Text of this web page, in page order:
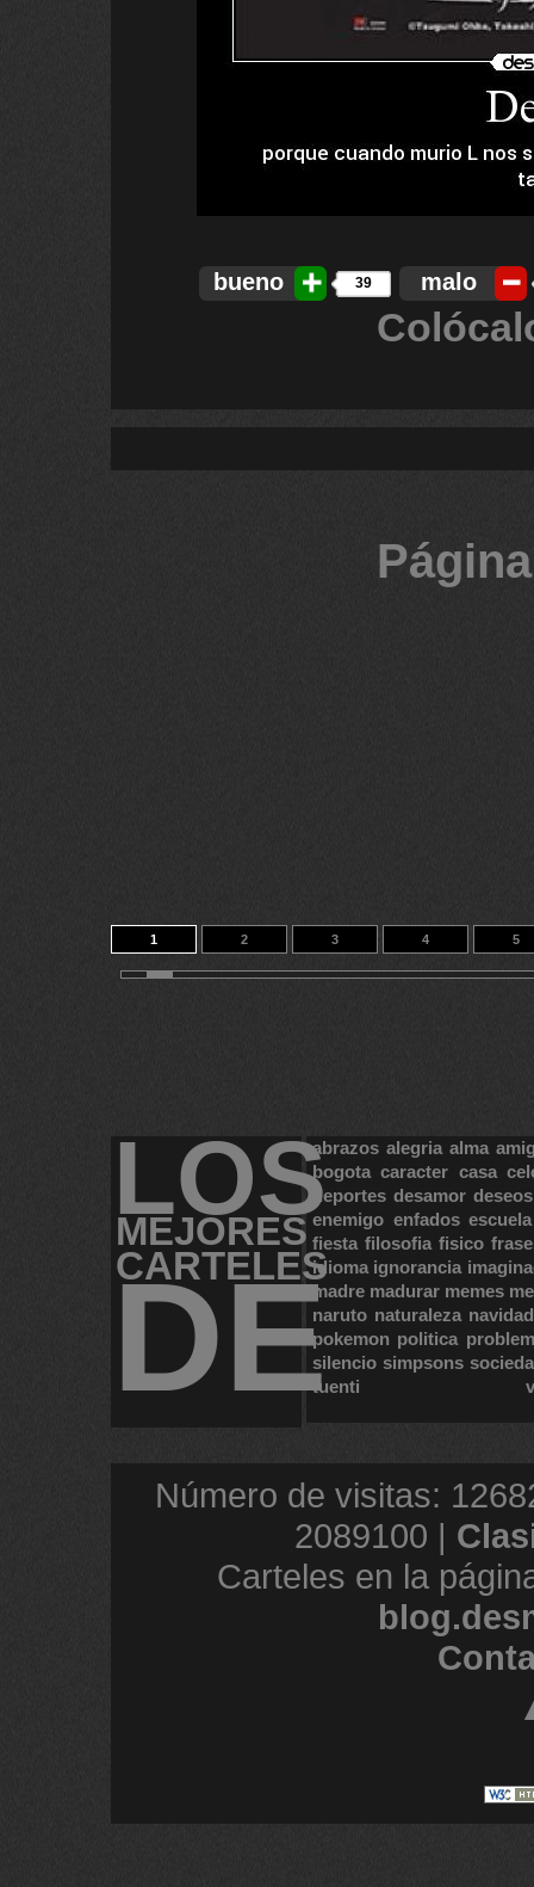
bueno 39 malo
1 2 3 4 5
11 12 13 14 24
LOS
MEJORES
CARTELES
DE
abrazos alegria alma
bogota caracter casa
deportes desamor deseos
enemigo enfados escuela
fiesta filosofia fisico
idioma ignorancia
madre madurar memes
naruto naturaleza navidad
pokemon politica
silencio simpsons
tuenti
Número de visitas:
2089100 |
Carteles en la